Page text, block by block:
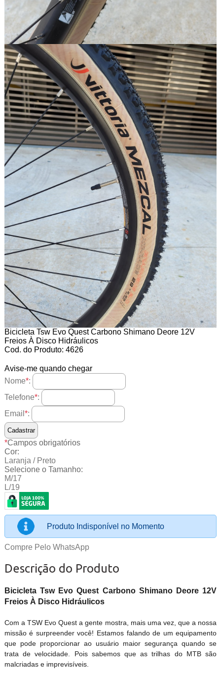
Bicicleta Tsw Evo Quest Carbono Shimano Deore 12V
Freios À Disco Hidráulicos
Cod. do Produto: 4626
Avise-me quando chegar
Nome*:
Telefone*:
Email *:
*Campos obrigatórios
Cor:
Laranja / Preto
Selecione o Tamanho:
M/17
L/19
Produto Indisponível no Momento
Compre Pelo WhatsApp
Descrição do Produto
Bicicleta Tsw Evo Quest Carbono Shimano Deore 12V
Freios À Disco Hidráulicos
Com a TSW Evo Quest a gente mostra, mais uma vez, que a nossa
missão é surpreender você! Estamos falando de um equipamento
que pode proporcionar ao usuário maior segurança quando se
trata de velocidade. Pois sabemos que as trilhas do MTB são
malcriadas e imprevisíveis.